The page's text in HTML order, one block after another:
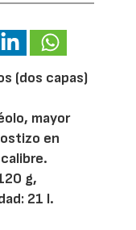
(dos capas)
mayor
en
g,
21 l.